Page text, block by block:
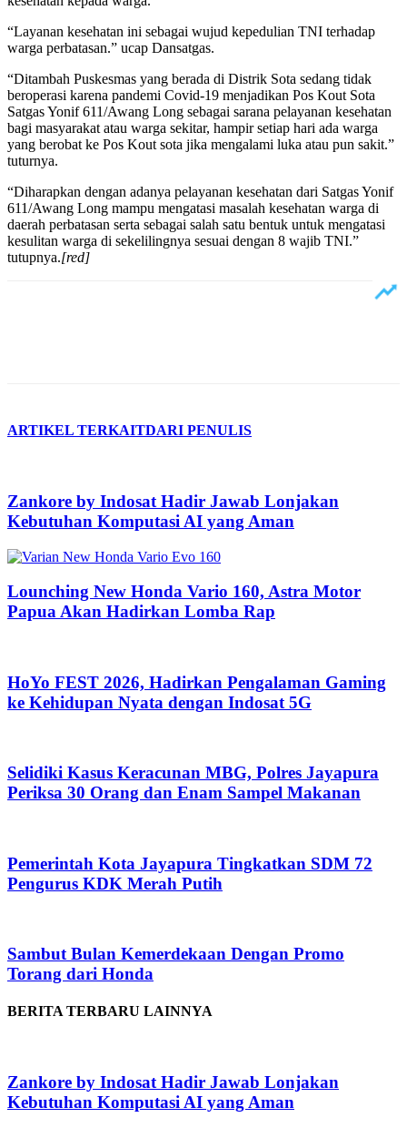
“Layanan kesehatan ini sebagai wujud kepedulian TNI terhadap
warga perbatasan.” ucap Dansatgas.
“Ditambah Puskesmas yang berada di Distrik Sota sedang tidak
beroperasi karena pandemi Covid-19 menjadikan Pos Kout Sota
Satgas Yonif 611/Awang Long sebagai sarana pelayanan kesehatan
bagi masyarakat atau warga sekitar, hampir setiap hari ada warga
yang berobat ke Pos Kout sota jika mengalami luka atau pun sakit.”
tuturnya.
“Diharapkan dengan adanya pelayanan kesehatan dari Satgas Yonif
611/Awang Long mampu mengatasi masalah kesehatan warga di
daerah perbatasan serta sebagai salah satu bentuk untuk mengatasi
kesulitan warga di sekelilingnya sesuai dengan 8 wajib TNI.”
tutupnya.[red]
ARTIKEL TERKAITDARI PENULIS
Zankore by Indosat Hadir Jawab Lonjakan
Kebutuhan Komputasi AI yang Aman
Lounching New Honda Vario 160, Astra Motor
Papua Akan Hadirkan Lomba Rap
HoYo FEST 2026, Hadirkan Pengalaman Gaming
ke Kehidupan Nyata dengan Indosat 5G
Selidiki Kasus Keracunan MBG, Polres Jayapura
Periksa 30 Orang dan Enam Sampel Makanan
Pemerintah Kota Jayapura Tingkatkan SDM 72
Pengurus KDK Merah Putih
Sambut Bulan Kemerdekaan Dengan Promo
Torang dari Honda
BERITA TERBARU LAINNYA
Zankore by Indosat Hadir Jawab Lonjakan
Kebutuhan Komputasi AI yang Aman